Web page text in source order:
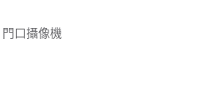
口攝像機